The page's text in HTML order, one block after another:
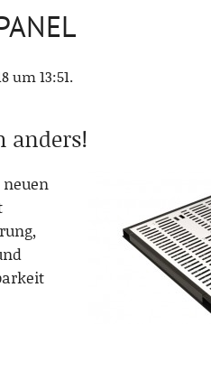
um 13:51.
anders!
neuen